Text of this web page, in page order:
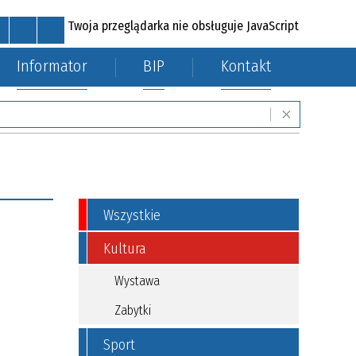
Twoja przeglądarka nie obsługuje JavaScript
MAPA STRONY RSS KONTAKT
Informator BIP Kontakt
Wszystkie
Kultura
Wystawa
Zabytki
Sport